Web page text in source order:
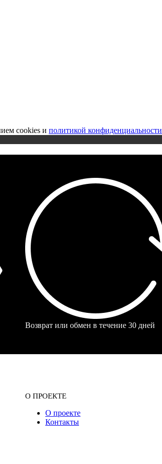
cookies и политикой конфиденциальности
Возврат или обмен в течение 30 дней
О ПРОЕКТЕ
О проекте
Контакты